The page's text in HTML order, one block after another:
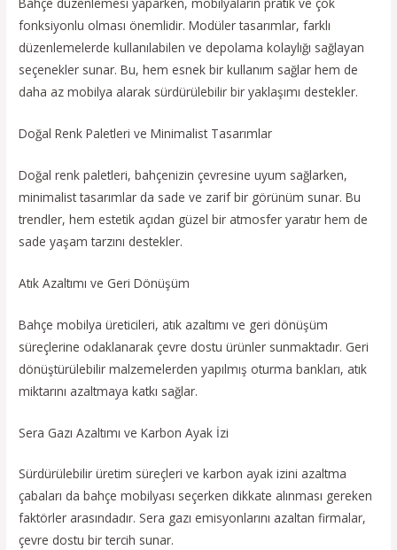
fonksiyonlu olması önemlidir. Modüler tasarımlar, farklı
düzenlemelerde kullanılabilen ve depolama kolaylığı sağlayan
seçenekler sunar. Bu, hem esnek bir kullanım sağlar hem de
daha az mobilya alarak sürdürülebilir bir yaklaşımı destekler.
Doğal Renk Paletleri ve Minimalist Tasarımlar
Doğal renk paletleri, bahçenizin çevresine uyum sağlarken,
minimalist tasarımlar da sade ve zarif bir görünüm sunar. Bu
trendler, hem estetik açıdan güzel bir atmosfer yaratır hem de
sade yaşam tarzını destekler.
Atık Azaltımı ve Geri Dönüşüm
Bahçe mobilya üreticileri, atık azaltımı ve geri dönüşüm
süreçlerine odaklanarak çevre dostu ürünler sunmaktadır. Geri
dönüştürülebilir malzemelerden yapılmış oturma bankları, atık
miktarını azaltmaya katkı sağlar.
Sera Gazı Azaltımı ve Karbon Ayak İzi
Sürdürülebilir üretim süreçleri ve karbon ayak izini azaltma
çabaları da bahçe mobilyası seçerken dikkate alınması gereken
faktörler arasındadır. Sera gazı emisyonlarını azaltan firmalar,
çevre dostu bir tercih sunar.